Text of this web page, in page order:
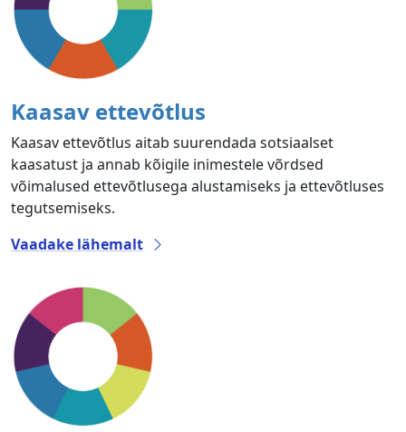
Kaasav ettevõtlus
Kaasav ettevõtlus aitab suurendada sotsiaalset
kaasatust ja annab kõigile inimestele võrdsed
võimalused ettevõtlusega alustamiseks ja ettevõtluses
tegutsemiseks.
Vaadake lähemalt